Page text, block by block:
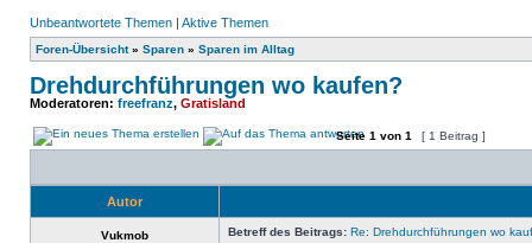
Unbeantwortete Themen | Aktive Themen
Foren-Übersicht» Sparen » Sparen im Alltag
Drehdurchführungen wo kaufen?
Moderatoren: freefranz, Gratisland
Seite 1 von 1 [ 1 Beitrag ]
Autor
Vukmob Betreff des Beitrags: Re: Drehdurchführungen wo